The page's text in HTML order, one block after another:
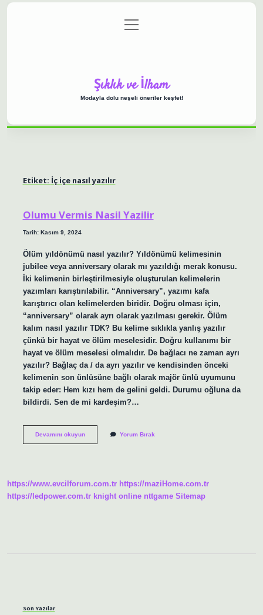
Gizlilik Politikası
menüyü
aç
Şıklık ve İlham
Modayla dolu neşeli öneriler keşfet!
Etiket: İç içe nasıl yazılır
Olumu Vermis Nasil Yazilir
Tarih: Kasım 9, 2024
Ölüm yıldönümü nasıl yazılır? Yıldönümü kelimesinin
jubilee veya anniversary olarak mı yazıldığı merak konusu.
İki kelimenin birleştirilmesiyle oluşturulan kelimelerin
yazımları karıştırılabilir. “Anniversary”, yazımı kafa
karıştırıcı olan kelimelerden biridir. Doğru olması için,
“anniversary” olarak ayrı olarak yazılması gerekir. Ölüm
kalım nasıl yazılır TDK? Bu kelime sıklıkla yanlış yazılır
çünkü bir hayat ve ölüm meselesidir. Doğru kullanımı bir
hayat ve ölüm meselesi olmalıdır. De bağlacı ne zaman ayrı
yazılır? Bağlaç da / da ayrı yazılır ve kendisinden önceki
kelimenin son ünlüsüne bağlı olarak majör ünlü uyumunu
takip eder: Hem kızı hem de gelini geldi. Durumu oğluna da
bildirdi. Sen de mi kardeşim?…
Devamını okuyunOlumu
Yorum Bırak
https://www.evcilforum.com.tr https://maziHome.com.tr
https://ledpower.com.tr knight online nttgame Sitemap
Son Yazılar